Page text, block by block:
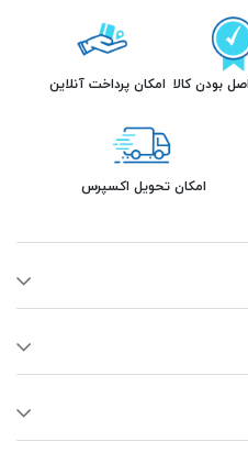
بودن کالا امکان پرداخت آنلاین
امکان تحویل اکسپرس